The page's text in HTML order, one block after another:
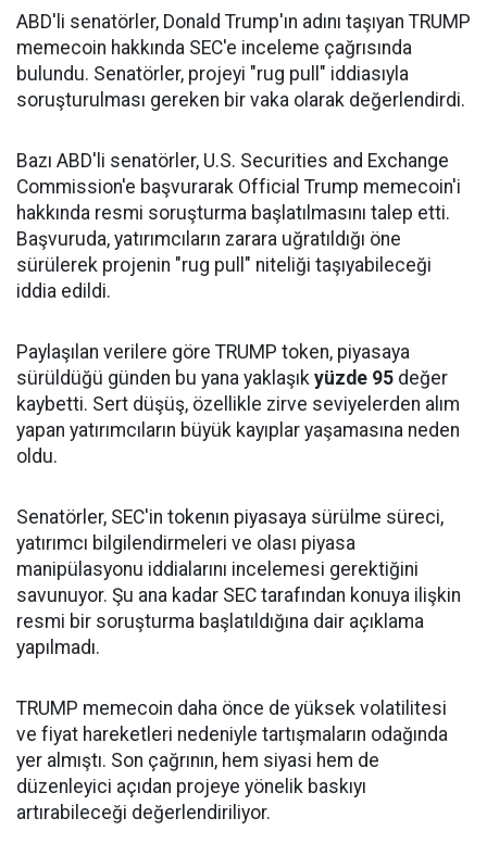
ABD'li senatörler, Donald Trump'ın adını taşıyan TRUMP
memecoin hakkında SEC'e inceleme çağrısında
bulundu. Senatörler, projeyi "rug pull" iddiasıyla
soruşturulması gereken bir vaka olarak değerlendirdi.
Bazı ABD'li senatörler, U.S. Securities and Exchange
Commission'e başvurarak Official Trump memecoin'i
hakkında resmi soruşturma başlatılmasını talep etti.
Başvuruda, yatırımcıların zarara uğratıldığı öne
sürülerek projenin "rug pull" niteliği taşıyabileceği
iddia edildi.
Paylaşılan verilere göre TRUMP token, piyasaya
sürüldüğü günden bu yana yaklaşık yüzde 95 değer
kaybetti. Sert düşüş, özellikle zirve seviyelerden alım
yapan yatırımcıların büyük kayıplar yaşamasına neden
oldu.
Senatörler, SEC'in tokenın piyasaya sürülme süreci,
yatırımcı bilgilendirmeleri ve olası piyasa
manipülasyonu iddialarını incelemesi gerektiğini
savunuyor. Şu ana kadar SEC tarafından konuya ilişkin
resmi bir soruşturma başlatıldığına dair açıklama
yapılmadı.
TRUMP memecoin daha önce de yüksek volatilitesi
ve fiyat hareketleri nedeniyle tartışmaların odağında
yer almıştı. Son çağrının, hem siyasi hem de
düzenleyici açıdan projeye yönelik baskıyı
artırabileceği değerlendiriliyor.